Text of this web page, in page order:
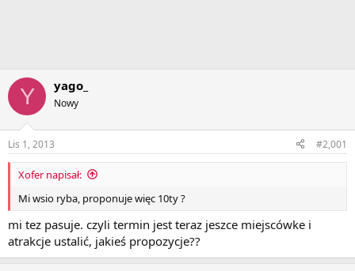
Y yago_
Nowy
Lis 1, 2013 #2,001
Xofer napisał:
Mi wsio ryba, proponuje więc 10ty ?
mi tez pasuje. czyli termin jest teraz jeszce miejscówke i
atrakcje ustalić, jakieś propozycje??